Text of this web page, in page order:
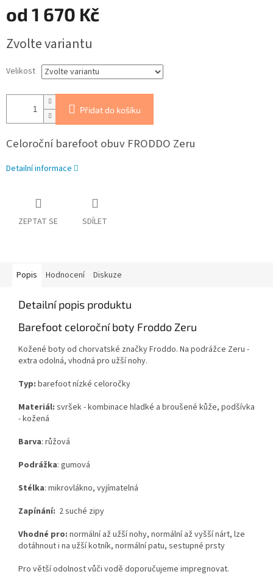
od 1 670 Kč
cena:
Zvolte variantu
Velikost
Přidat do košíku
Celoroční barefoot obuv FRODDO Zeru
Detailní informace
ZEPTAT SE SDÍLET
Popis Hodnocení Diskuze
Detailní popis produktu
Barefoot celoroční boty Froddo Zeru
Kožené boty od chorvatské značky Froddo. Na podrážce Zeru -
extra odolná, vhodná pro užší nohy.
Typ: barefoot nízké celoročky
Materiál: svršek - kombinace hladké a broušené kůže, podšívka
- kožená
Barva: růžová
Podrážka: gumová
Stélka: mikrovlákno, vyjímatelná
Zapínání: 2 suché zipy
Vhodné pro: normální až užší nohy, normální až vyšší nárt, lze
dotáhnout i na užší kotník, normální patu, sestupné prsty
Pro větší odolnost vůči vodě doporučujeme impregnovat.